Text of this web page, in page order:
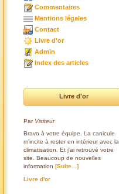
Commentaires
Mentions légales
Contact
Livre d'or
Admin
Index des articles
Livre d'or
Par Visiteur
Bravo à votre équipe. La canicule
m'incite à rester en intérieur avec la
climatisation. Et j'ai retrouvé votre
site. Beaucoup de nouvelles
information [Suite...]
Livre d'or